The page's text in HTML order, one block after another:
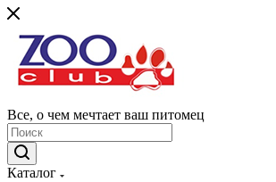
Все, о чем мечтает ваш питомец
Каталог